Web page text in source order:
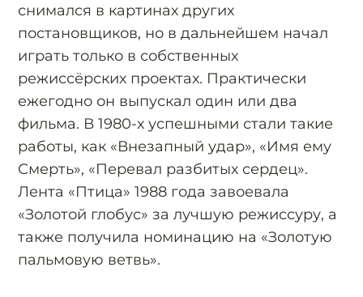
снимался в картинах других
постановщиков, но в дальнейшем начал
играть только в собственных
режиссёрских проектах. Практически
ежегодно он выпускал один или два
фильма. В 1980-х успешными стали такие
работы, как «Внезапный удар», «Имя ему
Смерть», «Перевал разбитых сердец».
Лента «Птица» 1988 года завоевала
«Золотой глобус» за лучшую режиссуру, а
также получила номинацию на «Золотую
пальмовую ветвь».